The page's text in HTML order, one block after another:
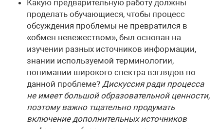
Какую предварительную работу должны
проделать обучающи­еся, чтобы процесс
обсуждения проблемы не превратился в
«обмен невежеством», был основан на
изучении разных источников информации,
знании используемой терминологии,
понимании широкого спектра взглядов по
данной проблеме? Дискуссия ради процесса
не имеет большой образовательной ценности,
поэтому важно тщательно продумать
включение дополнительных источников